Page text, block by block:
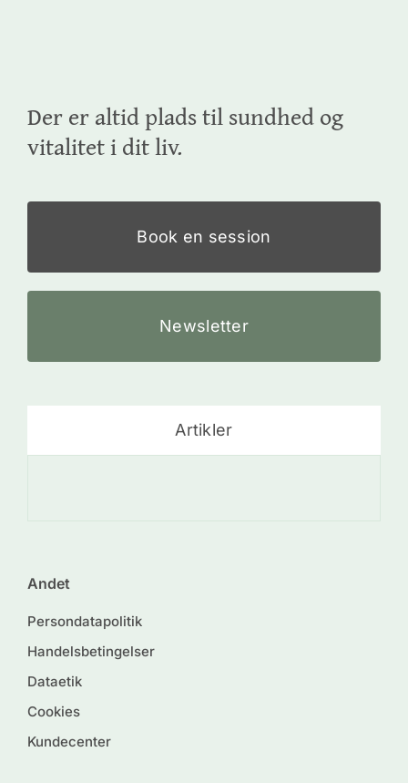
Der er altid plads til sundhed og
vitalitet i dit liv.
Book en session
Newsletter
Artikler
Andet
Persondatapolitik
Handelsbetingelser
Dataetik
Cookies
Kundecenter